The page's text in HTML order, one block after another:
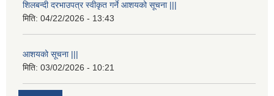
शिलबन्दी दरभाउपत्र स्वीकृत गर्ने आशयको सूचना |||
मिति: 04/22/2026 - 13:43
आशयको सूचना |||
मिति: 03/02/2026 - 10:21